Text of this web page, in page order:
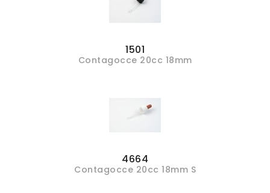
1501
Contagocce 20cc 18mm
4664
Contagocce 20cc 18mm S